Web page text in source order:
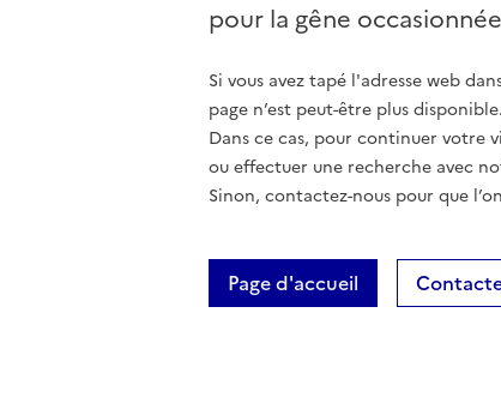
pour la gêne
Si vous avez tapé l'adresse web
page n’est peut-être plus disponible.
Dans ce cas, pour continuer votre
ou effectuer une recherche avec
Sinon, contactez-nous pour que
Page d'accueil